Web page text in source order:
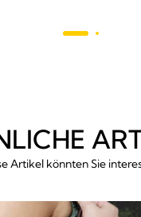
Artikel könnten Sie